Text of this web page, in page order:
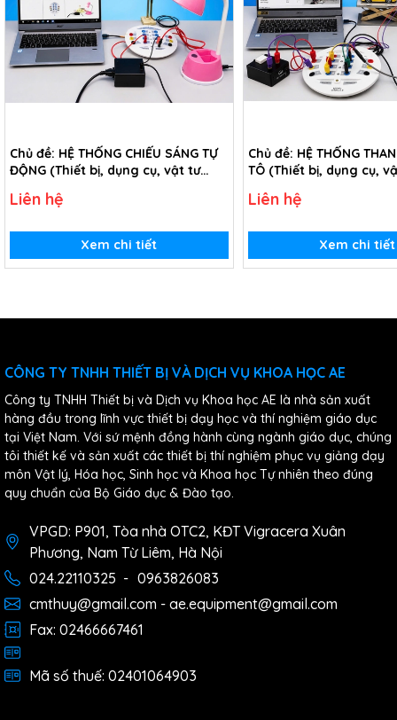
Chủ đề: HỆ THỐNG CHIẾU SÁNG TỰ
ĐỘNG (Thiết bị, dụng cụ, vật tư
sáng tự động - Lớp 12)
Liên hệ
Xem chi tiết
Chủ đề: HỆ THỐNG
TÔ (Thiết bị, dụng cụ,
ô tô - Lớp 12)
Liên hệ
Xem chi tiết
CÔNG TY TNHH THIẾT BỊ VÀ DỊCH VỤ KHOA HỌC AE
Công ty TNHH Thiết bị và Dịch vụ Khoa học AE là nhà sản xuất
hàng đầu trong lĩnh vực thiết bị dạy học và thí nghiệm giáo dục
tại Việt Nam. Với sứ mệnh đồng hành cùng ngành giáo dục, chúng
tôi thiết kế và sản xuất các thiết bị thí nghiệm phục vụ giảng dạy
môn Vật lý, Hóa học, Sinh học và Khoa học Tự nhiên theo đúng
quy chuẩn của Bộ Giáo dục & Đào tạo.
VPGD: P901, Tòa nhà OTC2, KĐT Vigracera Xuân
Phương, Nam Từ Liêm, Hà Nội
024.22110325 - 0963826083
cmthuy@gmail.com - ae.equipment@gmail.com
Fax: 02466667461
Mã số thuế: 02401064903